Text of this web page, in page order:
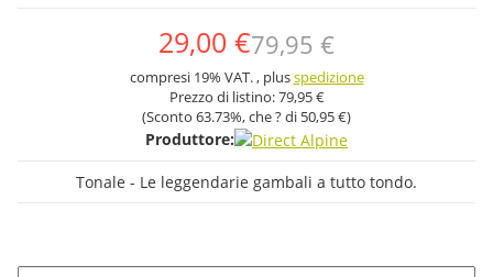
29,00 €79,95 €
compresi 19% VAT. , plusspedizione
Prezzo di listino:79,95 €
(Sconto 63.73%, che ? di 50,95 €)
Produttore:
Tonale - Le leggendarie gambali a tutto tondo.